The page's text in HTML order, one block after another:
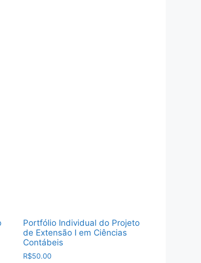
Portfólio Individual do Projeto
de Extensão I em Ciências
Contábeis
R$50.00